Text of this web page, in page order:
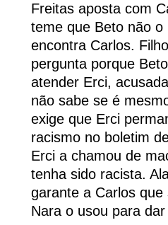
Freitas aposta com
teme que Beto não
encontra Carlos.
pergunta porque
atender Erci,
não sabe se é
exige que Erci
racismo no boletim
Erci a chamou de
tenha sido racista.
garante a Carlos
Nara o usou para